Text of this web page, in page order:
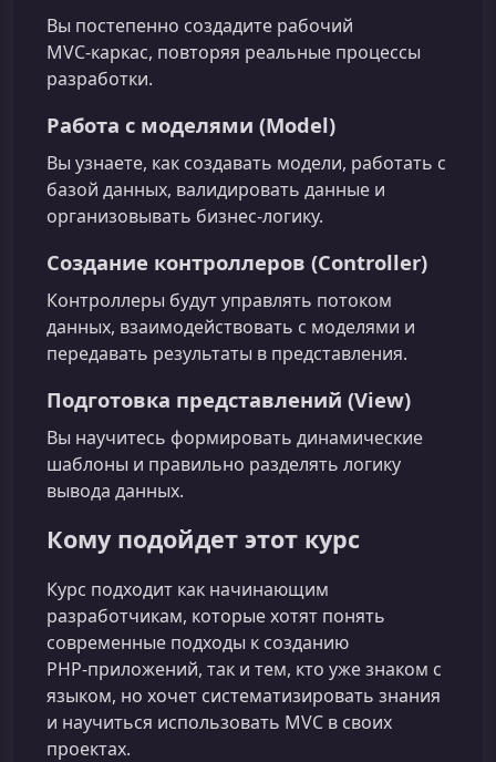
Вы постепенно создадите рабочий
MVC‑каркас, повторяя реальные процессы
разработки.
Работа с моделями (Model)
Вы узнаете, как создавать модели, работать с
базой данных, валидировать данные и
организовывать бизнес‑логику.
Создание контроллеров (Controller)
Контроллеры будут управлять потоком
данных, взаимодействовать с моделями и
передавать результаты в представления.
Подготовка представлений (View)
Вы научитесь формировать динамические
шаблоны и правильно разделять логику
вывода данных.
Кому подойдет этот курс
Курс подходит как начинающим
разработчикам, которые хотят понять
современные подходы к созданию
PHP‑приложений, так и тем, кто уже знаком с
языком, но хочет систематизировать знания
и научиться использовать MVC в своих
проектах.